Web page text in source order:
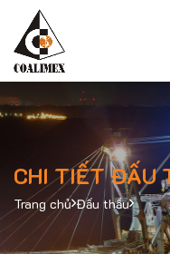
CHI TIẾT ĐẤU
Trang chủ Đấu thầu